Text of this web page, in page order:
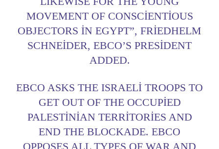
MOVEMENT OF CONSCIENTIOUS
OBJECTORS IN EGYPT”, FRIEDHELM
SCHNEIDER, EBCO’S PRESIDENT
ADDED.
EBCO ASKS THE ISRAELI TROOPS TO
GET OUT OF THE OCCUPIED
PALESTINIAN TERRITORIES AND
END THE BLOCKADE. EBCO
OPPOSES ALL TYPES OF WAR AND